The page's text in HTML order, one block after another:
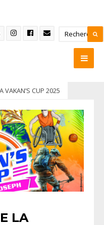
VAKAN’S CUP 2025
LA